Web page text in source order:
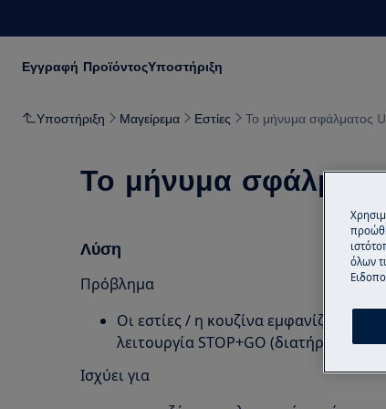
Εγγραφή ΠροϊόντοςΥποστήριξη
Υποστήριξη Μαγείρεμα Εστίες Το μήνυμα σφάλματος U
Το μήνυμα
Λύση
Πρόβλημα
Οι εστίες / η κουζίνα εμφανίζουν το
λειτουργία STOP+GO (διατήρηση
Ισχύει για
όλων